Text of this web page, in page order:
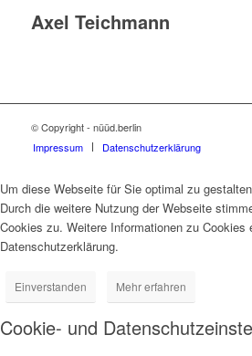
Axel Teichmann
© Copyright - nüüd.berlin
Impressum
Datenschutzerklärung
Um diese Webseite für Sie optimal zu
Durch die weitere Nutzung der Webseite
Cookies zu. Weitere Informationen zu Cookies
Datenschutzerklärung.
Einverstanden Mehr erfahren
Cookie- und